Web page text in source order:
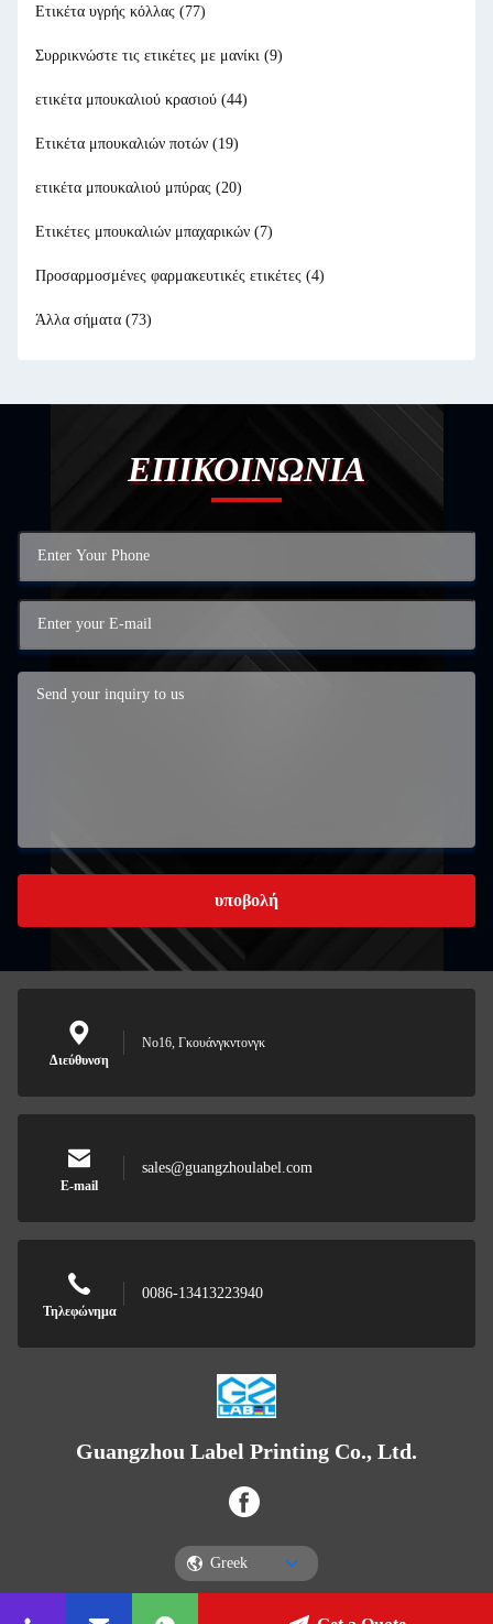
Ετικέτα υγρής κόλλας (77)
Συρρικνώστε τις ετικέτες με μανίκι (9)
ετικέτα μπουκαλιού κρασιού (44)
Ετικέτα μπουκαλιών ποτών (19)
ετικέτα μπουκαλιού μπύρας (20)
Ετικέτες μπουκαλιών μπαχαρικών (7)
Προσαρμοσμένες φαρμακευτικές ετικέτες (4)
Άλλα σήματα (73)
ΕΠΙΚΟΙΝΩΝΙΑ
υποβολή
Διεύθυνση
Νο16, Γκουάνγκντονγκ
E-mail
sales@guangzhoulabel.com
Τηλεφώνημα
0086-13413223940
Guangzhou Label Printing Co., Ltd.
Greek